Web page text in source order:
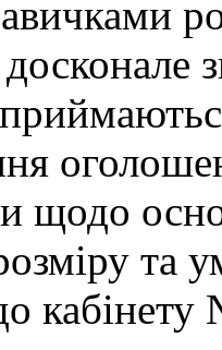
щодо
та